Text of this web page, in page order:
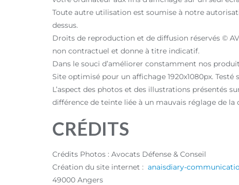
Toute autre utilisation est soumise à notre
dessus.
Droits de reproduction et de diffusion réservés ©
non contractuel et donne à titre indicatif.
Dans le souci d’améliorer constamment nos
Site optimisé pour un affichage 1920x1080px. Testé
L’aspect des photos et des illustrations présentés
différence de teinte liée à un mauvais réglage de
CRÉDITS
Crédits Photos : Avocats Défense & Conseil
Création du site internet : anaisdiary-
49000 Angers